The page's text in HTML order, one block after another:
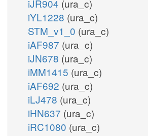
iJR904 (ura_c)
iYL1228 (ura_c)
STM_v1_0 (ura_c)
iAF987 (ura_c)
iJN678 (ura_c)
iMM1415 (ura_c)
iAF692 (ura_c)
iLJ478 (ura_c)
iHN637 (ura_c)
iRC1080 (ura_c)